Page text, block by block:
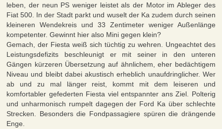
leben, der neun PS weniger leistet als der Motor im Ableger des
Fiat 500. In der Stadt parkt und wuselt der Ka zudem durch seinen
kleineren Wendekreis und 33 Zentimeter weniger Außenlänge
kompetenter. Gewinnt hier also Mini gegen klein?
Gemach, der Fiesta weiß sich tüchtig zu wehren. Ungeachtet des
Leistungsdefizits beschleunigt er mit seiner in den unteren
Gängen kürzeren Übersetzung auf ähnlichem, eher bedächtigem
Niveau und bleibt dabei akustisch erheblich unaufdringlicher. Wer
ab und zu mal länger reist, kommt mit dem leiseren und
komfortabler gefederten Fiesta viel entspannter ans Ziel. Polterig
und unharmonisch rumpelt dagegen der Ford Ka über schlechte
Strecken. Besonders die Fondpassagiere spüren die drängende
Enge.